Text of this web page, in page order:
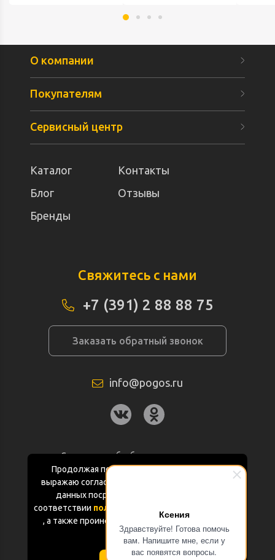
Ксения
Здравствуйте! Готова помочь
вам. Напишите мне, если у
вас появятся вопросы.
Продолжая пользоваться данным сайтом
выражаю согласие на обработку персональных
данных посредством Яндекс.Метрика в
соответствии политикой конфиденциальности
, а также проинформирован об использовании
Cookie-файлов
О компании
Покупателям
Сервисный центр
Каталог
Контакты
Блог
Отзывы
Бренды
Свяжитесь с нами
+7 (391) 2 88 88 75
Заказать обратный звонок
info@pogos.ru
Согласие на обработку персональных
данных
Политика конфиденциальности
Документация
Карта сайта